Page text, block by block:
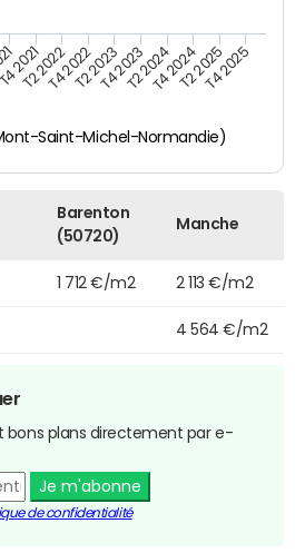
Saint-Michel-Normandie)
2021
T2 2022T4 2022T2 2023T4 2023T2 2024T4 2024T2 2025T4 2025
Barenton
(50720)
Manche
1 712 €/m2 2 113 €/m2
4 564 €/m2
bons plans directement par e-
Je m'abonne
de confidentialité